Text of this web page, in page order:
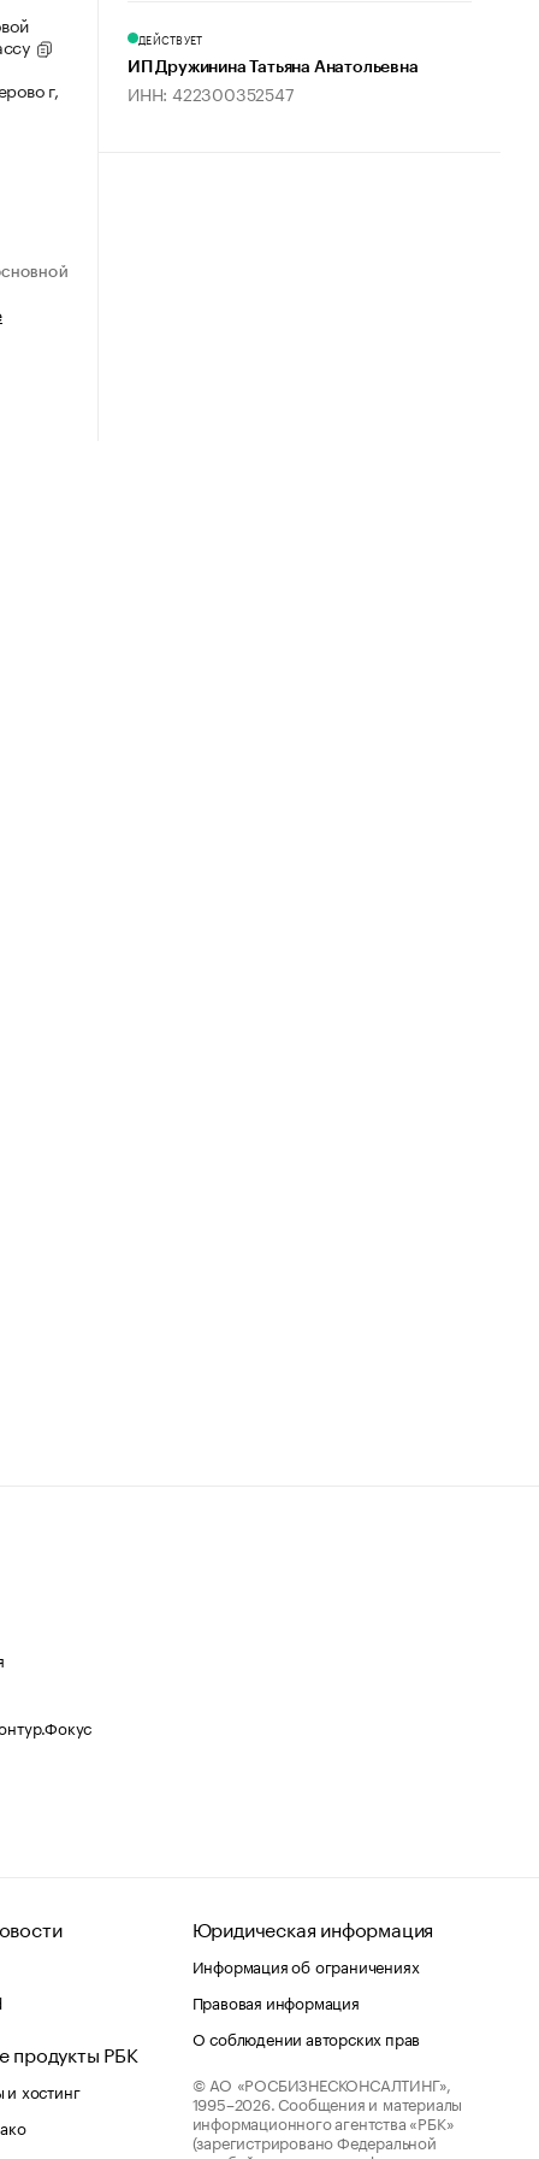
г,
ДЕЙСТВУЕТ
ИП Дружинина Татьяна Анатольевна
ИНН: 422300352547
продукты РБК
хостинг
Юридическая информация
Информация об ограничениях
Правовая информация
О соблюдении авторских прав
© АО «РОСБИЗНЕСКОНСАЛТИНГ»,
1995–2026. Сообщения и материалы
информационного агентства «РБК»
(зарегистрировано Федеральной